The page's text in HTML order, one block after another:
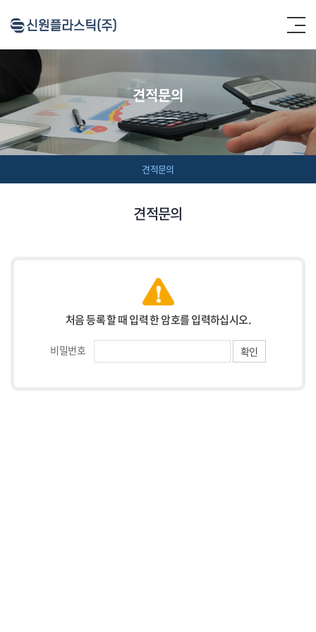
견적문의
견적문의
견적문의
처음 등록 할 때 입력 한 암호를 입력하십시오.
비밀번호